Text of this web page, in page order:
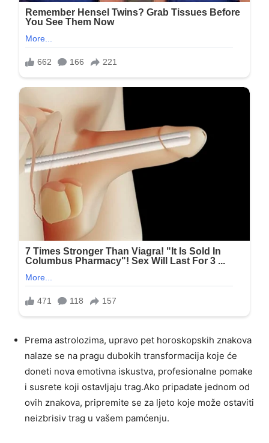
Prema astrolozima, upravo pet horoskopskih znakova
nalaze se na pragu dubokih transformacija koje će
doneti nova emotivna iskustva, profesionalne pomake
i susrete koji ostavljaju trag.Ako pripadate jednom od
ovih znakova, pripremite se za ljeto koje može ostaviti
neizbrisiv trag u vašem pamćenju.